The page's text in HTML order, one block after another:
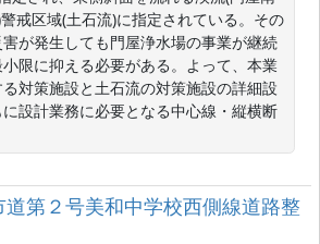
戒区域(土石流)に指定されている。その
が発生しても門屋浄水場の事業が継続
限に抑える必要がある。よって、本業
対策施設と土石流の対策施設の詳細設
設計業務に必要となる中心線・縦横断
第２号美和中学校西側線道路整